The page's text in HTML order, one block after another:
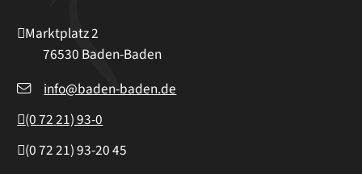
Marktplatz 2
76530 Baden-Baden
info@baden-baden.de
(07221) 93-0
(07221) 93-2045